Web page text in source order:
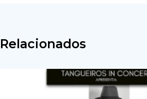
Relacionados